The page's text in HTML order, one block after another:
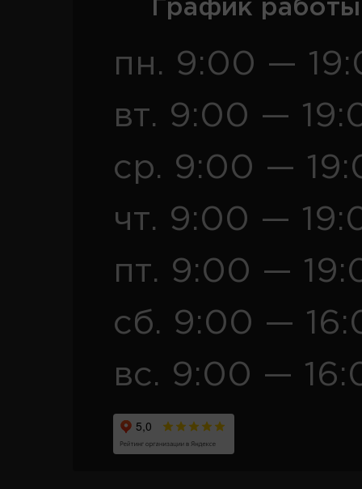
График
пн. 9:00 —
вт. 9:00 —
ср. 9:00 —
чт. 9:00 —
пт. 9:00 —
сб. 9:00 —
вс. 9:00 —